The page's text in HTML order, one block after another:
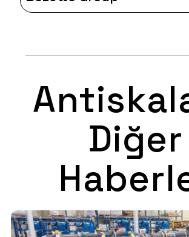
Diğer